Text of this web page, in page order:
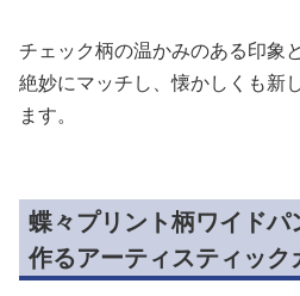
チェック柄の温かみのある印象
絶妙にマッチし、懐かしくも新
ます。
蝶々プリント柄ワイド
作るアーティスティック